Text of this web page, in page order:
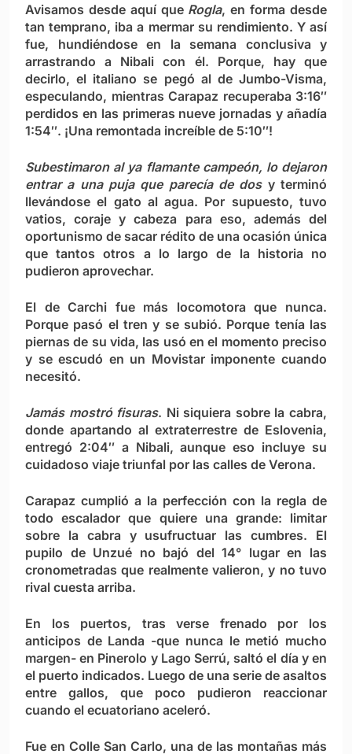
Avisamos desde aquí que Rogla, en forma desde
tan temprano, iba a mermar su rendimiento. Y así
fue, hundiéndose en la semana conclusiva y
arrastrando a Nibali con él. Porque, hay que
decirlo, el italiano se pegó al de Jumbo-Visma,
especulando, mientras Carapaz recuperaba 3:16″
perdidos en las primeras nueve jornadas y añadía
1:54″. ¡Una remontada increíble de 5:10″!
Subestimaron al ya flamante campeón, lo dejaron
entrar a una puja que parecía de dosy terminó
llevándose el gato al agua. Por supuesto, tuvo
vatios, coraje y cabeza para eso, además del
oportunismo de sacar rédito de una ocasión única
que tantos otros a lo largo de la historia no
pudieron aprovechar.
El de Carchi fue más locomotora que nunca.
Porque pasó el tren y se subió. Porque tenía las
piernas de su vida, las usó en el momento preciso
y se escudó en un Movistar imponente cuando
necesitó.
Jamás mostró fisuras. Ni siquiera sobre la cabra,
donde apartando al extraterrestre de Eslovenia,
entregó 2:04″ a Nibali, aunque eso incluye su
cuidadoso viaje triunfal por las calles de Verona.
Carapaz cumplió a la perfección con la regla de
todo escalador que quiere una grande: limitar
sobre la cabra y usufructuar las cumbres. El
pupilo de Unzué no bajó del 14° lugar en las
cronometradas que realmente valieron, y no tuvo
rival cuesta arriba.
En los puertos, tras verse frenado por los
anticipos de Landa -que nunca le metió mucho
margen- en Pinerolo y Lago Serrú, saltó el día y en
el puerto indicados. Luego de una serie de asaltos
entre gallos, que poco pudieron reaccionar
cuando el ecuatoriano aceleró.
Fue en Colle San Carlo, una de las montañas más